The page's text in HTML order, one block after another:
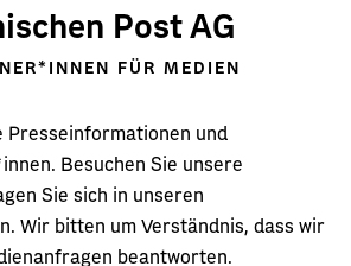
Post AG
FÜR MEDIEN
Presseinformationen und
Besuchen Sie unsere
Sie sich in unseren
Wir bitten um Verständnis, dass wir
beantworten.